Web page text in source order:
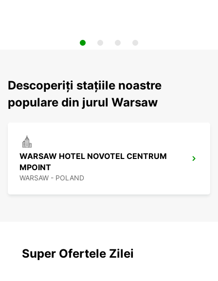
Descoperiți stațiile noastre
populare din jurul Warsaw
WARSAW HOTEL NOVOTEL CENTRUM
MPOINT
WARSAW - POLAND
Super Ofertele Zilei